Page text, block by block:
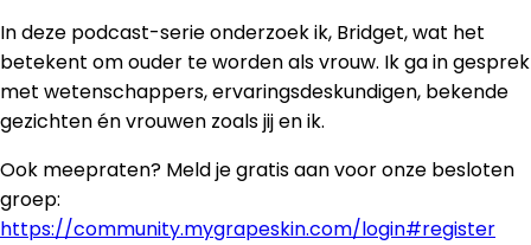
In deze podcast-serie onderzoek ik, Bridget, wat het
betekent om ouder te worden als vrouw. Ik ga in gesprek
met wetenschappers, ervaringsdeskundigen, bekende
gezichten én vrouwen zoals jij en ik.
Ook meepraten? Meld je gratis aan voor onze besloten
groep:
https://community.mygrapeskin.com/login#register